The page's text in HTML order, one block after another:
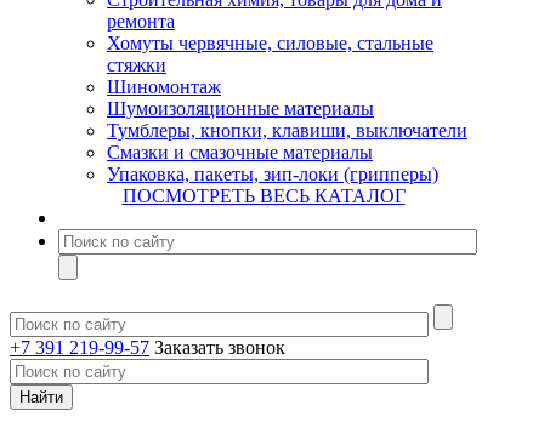
ремонта
Хомуты червячные, силовые, стальные
стяжки
Шиномонтаж
Шумоизоляционные материалы
Тумблеры, кнопки, клавиши, выключатели
Смазки и смазочные материалы
Упаковка, пакеты, зип-локи (грипперы)
ПОСМОТРЕТЬ ВЕСЬ КАТАЛОГ
+7 391 219-99-57 Заказать звонок